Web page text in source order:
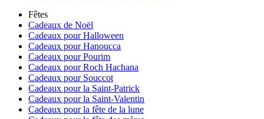
Fêtes
Cadeaux de Noël
Cadeaux pour Halloween
Cadeaux pour Hanoucca
Cadeaux pour Pourim
Cadeaux pour Roch Hachana
Cadeaux pour Souccot
Cadeaux pour la Saint-Patrick
Cadeaux pour la Saint-Valentin
Cadeaux pour la fête de la lune